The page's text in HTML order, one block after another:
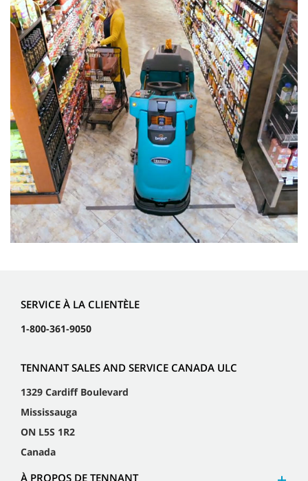
SERVICE À LA CLIENTÈLE
1-800-361-9050
TENNANT SALES AND SERVICE CANADA ULC
1329 Cardiff Boulevard
Mississauga
ON L5S 1R2
Canada
À PROPOS DE TENNANT